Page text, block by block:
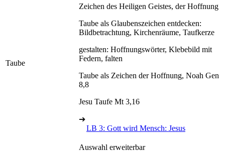
Taube
Zeichen des Heiligen Geistes, der Hoffnung
Taube als Glaubenszeichen entdecken:
Bildbetrachtung, Kirchenräume, Taufkerze
gestalten: Hoffnungswörter, Klebebild mit
Federn, falten
Taube als Zeichen der Hoffnung, Noah Gen
8,8
Jesu Taufe Mt 3,16
➔
LB 3: Gott wird Mensch: Jesus
Auswahl erweiterbar